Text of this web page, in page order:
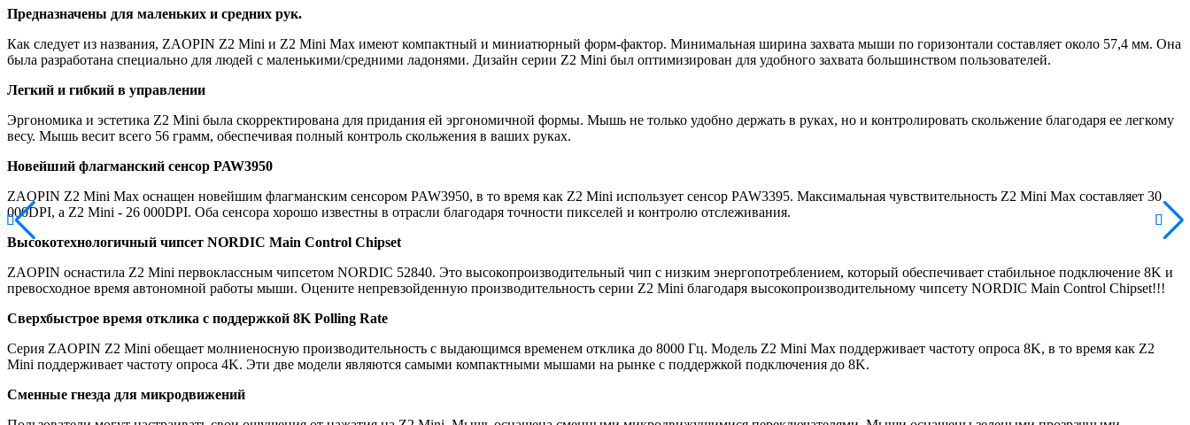
Предназначены для маленьких и средних рук.
Как следует из названия, ZAOPIN Z2 Mini и Z2 Mini Max имеют компактный и миниатюрный форм-фактор. Минимальная ширина захвата мыши по горизонтали составляет около 57,4 мм. Она
была разработана специально для людей с маленькими/средними ладонями. Дизайн серии Z2 Mini был оптимизирован для удобного захвата большинством пользователей.
Легкий и гибкий в управлении
Эргономика и эстетика Z2 Mini была скорректирована для придания ей эргономичной формы. Мышь не только удобно держать в руках, но и контролировать скольжение благодаря ее легкому
весу. Мышь весит всего 56 грамм, обеспечивая полный контроль скольжения в ваших руках.
Новейший флагманский сенсор PAW3950
ZAOPIN Z2 Mini Max оснащен новейшим флагманским сенсором PAW3950, в то время как Z2 Mini использует сенсор PAW3395. Максимальная чувствительность Z2 Mini Max составляет 30
000DPI, а Z2 Mini - 26 000DPI. Оба сенсора хорошо известны в отрасли благодаря точности пикселей и контролю отслеживания.
Высокотехнологичный чипсет NORDIC Main Control Chipset
ZAOPIN оснастила Z2 Mini первоклассным чипсетом NORDIC 52840. Это высокопроизводительный чип с низким энергопотреблением, который обеспечивает стабильное подключение 8K и
превосходное время автономной работы мыши. Оцените непревзойденную производительность серии Z2 Mini благодаря высокопроизводительному чипсету NORDIC Main Control Chipset!!!
Сверхбыстрое время отклика с поддержкой 8K Polling Rate
Серия ZAOPIN Z2 Mini обещает молниеносную производительность с выдающимся временем отклика до 8000 Гц. Модель Z2 Mini Max поддерживает частоту опроса 8K, в то время как Z2
Mini поддерживает частоту опроса 4K. Эти две модели являются самыми компактными мышами на рынке с поддержкой подключения до 8K.
Сменные гнезда для микродвижений